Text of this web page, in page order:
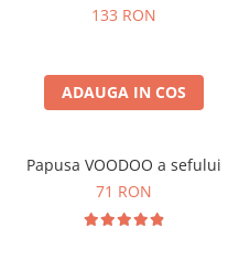
133 RON
ADAUGA IN COS
Papusa VOODOO a sefului
71 RON